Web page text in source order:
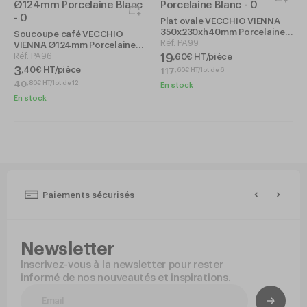
Soucoupe café VECCHIO
VIENNA Ø124mm Porcelaine
Blanc
Réf. PA96
3,40€ HT/pièce
40, 80€ HT/lot de 12
En stock
Plat ovale VECCHIO VIENNA
350x230xh40mm Porcelaine
Blanc
Réf. PA99
19,60€ HT/pièce
117 , 60€ HT/lot de 6
En stock
Paiements sécurisés
Newsletter
Inscrivez-vous à la newsletter pour rester
informé de nos nouveautés et inspirations.